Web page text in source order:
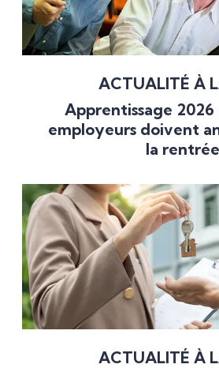
ACTUALITÉ À
Apprentissage 2026
employeurs doivent
la rentrée
ACTUALITÉ À